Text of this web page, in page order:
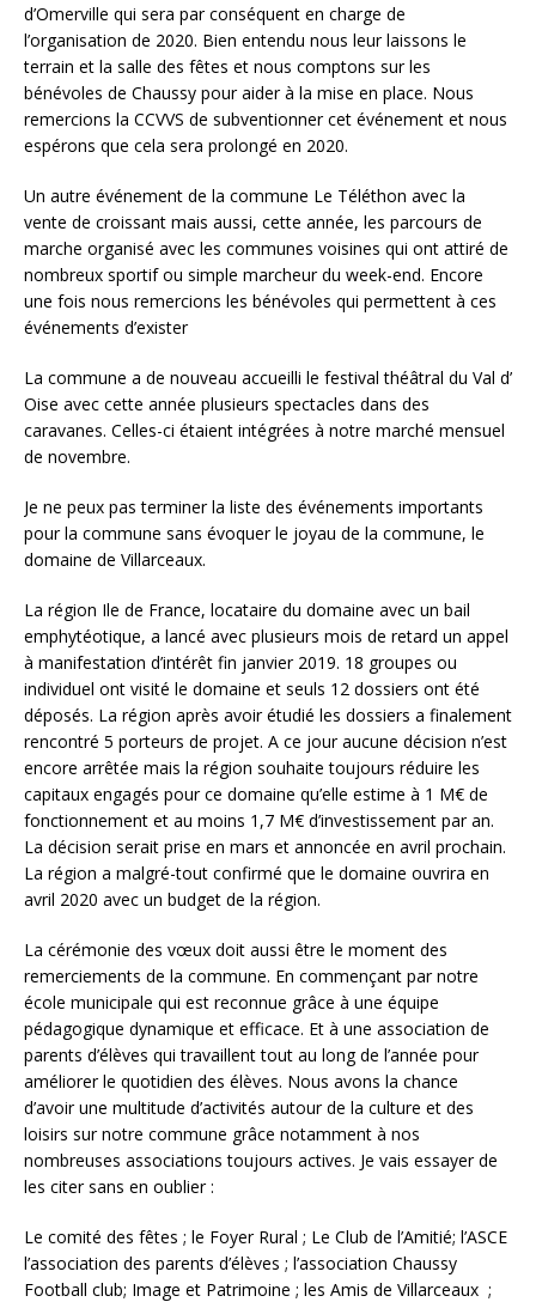
d’Omerville qui sera par conséquent en charge de
l’organisation de 2020. Bien entendu nous leur laissons le
terrain et la salle des fêtes et nous comptons sur les
bénévoles de Chaussy pour aider à la mise en place. Nous
remercions la CCVVS de subventionner cet événement et nous
espérons que cela sera prolongé en 2020.
Un autre événement de la commune Le Téléthon avec la
vente de croissant mais aussi, cette année, les parcours de
marche organisé avec les communes voisines qui ont attiré de
nombreux sportif ou simple marcheur du week-end. Encore
une fois nous remercions les bénévoles qui permettent à ces
événements d’exister
La commune a de nouveau accueilli le festival théâtral du Val d’
Oise avec cette année plusieurs spectacles dans des
caravanes. Celles-ci étaient intégrées à notre marché mensuel
de novembre.
Je ne peux pas terminer la liste des événements importants
pour la commune sans évoquer le joyau de la commune, le
domaine de Villarceaux.
La région Ile de France, locataire du domaine avec un bail
emphytéotique, a lancé avec plusieurs mois de retard un appel
à manifestation d’intérêt fin janvier 2019. 18 groupes ou
individuel ont visité le domaine et seuls 12 dossiers ont été
déposés. La région après avoir étudié les dossiers a finalement
rencontré 5 porteurs de projet. A ce jour aucune décision n’est
encore arrêtée mais la région souhaite toujours réduire les
capitaux engagés pour ce domaine qu’elle estime à 1 M€ de
fonctionnement et au moins 1,7 M€ d’investissement par an.
La décision serait prise en mars et annoncée en avril prochain.
La région a malgré-tout confirmé que le domaine ouvrira en
avril 2020 avec un budget de la région.
La cérémonie des vœux doit aussi être le moment des
remerciements de la commune. En commençant par notre
école municipale qui est reconnue grâce à une équipe
pédagogique dynamique et efficace. Et à une association de
parents d’élèves qui travaillent tout au long de l’année pour
améliorer le quotidien des élèves. Nous avons la chance
d’avoir une multitude d’activités autour de la culture et des
loisirs sur notre commune grâce notamment à nos
nombreuses associations toujours actives. Je vais essayer de
les citer sans en oublier :
Le comité des fêtes ; le Foyer Rural ; Le Club de l’Amitié; l’ASCE
l’association des parents d’élèves ; l’association Chaussy
Football club; Image et Patrimoine ; les Amis de Villarceaux ;